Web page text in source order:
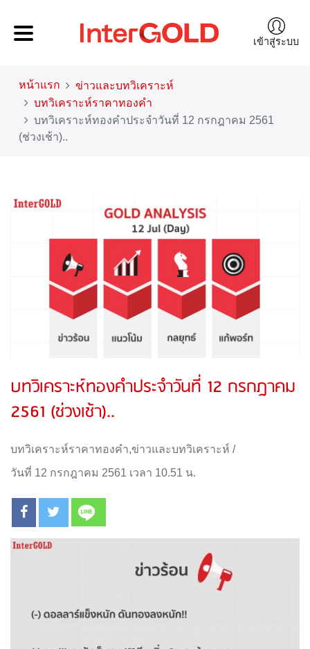
เข้าสู่ระบบ
หน้าแรก
ข่าวและบทวิเคราะห์
บทวิเคราะห์ราคาทองคำ
บทวิเคราะห์ทองคำประจำวันที่ 12 กรกฎาคม 2561
(ช่วงเช้า)..
บทวิเคราะห์ทองคำประจำวันที่ 12 กรกฎาคม
2561 (ช่วงเช้า)..
บทวิเคราะห์ราคาทองคำ,ข่าวและบทวิเคราะห์ /
วันที่ 12 กรกฎาคม 2561 เวลา 10.51 น.